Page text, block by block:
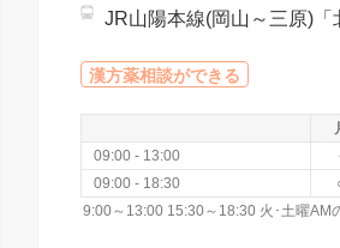
JR山陽本線(岡山～三原)「
漢方薬相談ができる
09:00 - 13:00
09:00 - 18:30
9:00～13:00 15:30～18:30 火･土曜